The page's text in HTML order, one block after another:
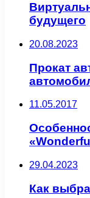
будущего
20.08.2023
Прокат
11.05.2017
29.04.2023
Как